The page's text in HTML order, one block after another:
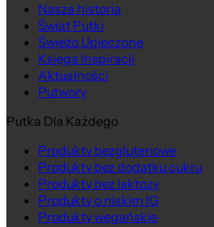
Nasza historia
Świat Putki
Świeżo Upieczone
Księga Inspiracji
Aktualności
Putwory
Putka Dla Każdego
Produkty bezglutenowe
Produkty bez dodatku cukru
Produkty bez laktozy
Produkty o niskim IG
Produkty wegańskie